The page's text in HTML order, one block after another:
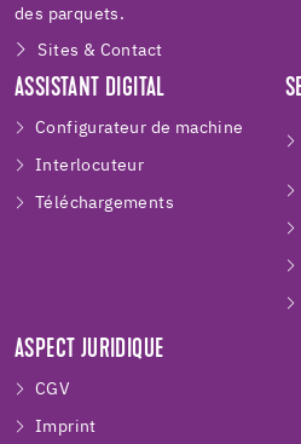
des parquets.
Sites & Contact
ASSISTANT DIGITAL
Configurateur de machine
Interlocuteur
Téléchargements
ASPECT JURIDIQUE
CGV
Imprint